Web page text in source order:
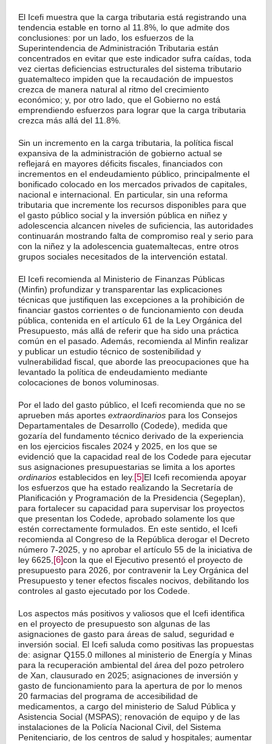
El Icefi muestra que la carga tributaria está registrando una
tendencia estable en torno al 11.8%, lo que admite dos
conclusiones: por un lado, los esfuerzos de la
Superintendencia de Administración Tributaria están
concentrados en evitar que este indicador sufra caídas, toda
vez ciertas deficiencias estructurales del sistema tributario
guatemalteco impiden que la recaudación de impuestos
crezca de manera natural al ritmo del crecimiento
económico; y, por otro lado, que el Gobierno no está
emprendiendo esfuerzos para lograr que la carga tributaria
crezca más allá del 11.8%.
Sin un incremento en la carga tributaria, la política fiscal
expansiva de la administración de gobierno actual se
reflejará en mayores déficits fiscales, financiados con
incrementos en el endeudamiento público, principalmente el
bonificado colocado en los mercados privados de capitales,
nacional e internacional. En particular, sin una reforma
tributaria que incremente los recursos disponibles para que
el gasto público social y la inversión pública en niñez y
adolescencia alcancen niveles de suficiencia, las autoridades
continuarán mostrando falta de compromiso real y serio para
con la niñez y la adolescencia guatemaltecas, entre otros
grupos sociales necesitados de la intervención estatal.
El Icefi recomienda al Ministerio de Finanzas Públicas
(Minfin) profundizar y transparentar las explicaciones
técnicas que justifiquen las excepciones a la prohibición de
financiar gastos corrientes o de funcionamiento con deuda
pública, contenida en el artículo 61 de la Ley Orgánica del
Presupuesto, más allá de referir que ha sido una práctica
común en el pasado. Además, recomienda al Minfin realizar
y publicar un estudio técnico de sostenibilidad y
vulnerabilidad fiscal, que aborde las preocupaciones que ha
levantado la política de endeudamiento mediante
colocaciones de bonos voluminosas.
Por el lado del gasto público, el Icefi recomienda que no se
aprueben más aportes extraordinarios para los Consejos
Departamentales de Desarrollo (Codede), medida que
gozaría del fundamento técnico derivado de la experiencia
en los ejercicios fiscales 2024 y 2025, en los que se
evidenció que la capacidad real de los Codede para ejecutar
sus asignaciones presupuestarias se limita a los aportes
ordinarios establecidos en ley. [5]El Icefi recomienda apoyar
los esfuerzos que ha estado realizando la Secretaría de
Planificación y Programación de la Presidencia (Segeplan),
para fortalecer su capacidad para supervisar los proyectos
que presentan los Codede, aprobado solamente los que
estén correctamente formulados. En este sentido, el Icefi
recomienda al Congreso de la República derogar el Decreto
número 7-2025, y no aprobar el artículo 55 de la iniciativa de
ley 6625, [6]con la que el Ejecutivo presentó el proyecto de
presupuesto para 2026, por contravenir la Ley Orgánica del
Presupuesto y tener efectos fiscales nocivos, debilitando los
controles al gasto ejecutado por los Codede.
Los aspectos más positivos y valiosos que el Icefi identifica
en el proyecto de presupuesto son algunas de las
asignaciones de gasto para áreas de salud, seguridad e
inversión social. El Icefi saluda como positivas las propuestas
de: asignar Q155.0 millones al ministerio de Energía y Minas
para la recuperación ambiental del área del pozo petrolero
de Xan, clausurado en 2025; asignaciones de inversión y
gasto de funcionamiento para la apertura de por lo menos
20 farmacias del programa de accesibilidad de
medicamentos, a cargo del ministerio de Salud Pública y
Asistencia Social (MSPAS); renovación de equipo y de las
instalaciones de la Policía Nacional Civil, del Sistema
Penitenciario, de los centros de salud y hospitales; aumentar